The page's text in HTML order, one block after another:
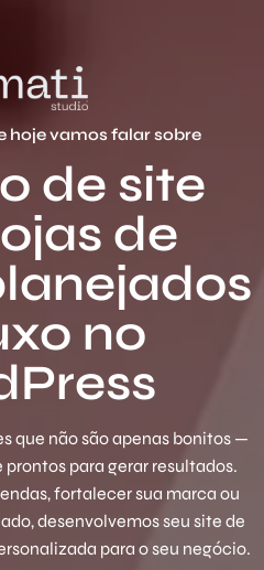
hoje vamos falar sobre
de site
de
no
que não são apenas bonitos —
para gerar resultados.
fortalecer sua marca ou
desenvolvemos seu site de
para o seu negócio.